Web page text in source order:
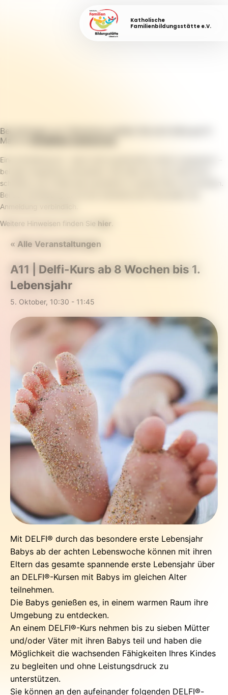
Katholische
Familienbildungsstätte e.V.
Bei Anfragen zur Teilnahme melden Sie sich bitte per E-
Mail an
Eine Anmeldung ist – wenn nicht ausdrücklich anders angegeben –
bei allen Angeboten erforderlich. Wir bitten Sie, sich telefonisch,
schriftlich, per E-Mail oder persönlich in unserem Büro anzumelden.
Bei der Anmeldung ist mit der Aufnahme der Personalien die
Anmeldung verbindlich.
Weitere Hinweisen finden Sie hier
« Alle Veranstaltungen
A11 | Delfi-Kurs ab 8 Wochen bis 1.
Lebensjahr
5. Oktober, 10:30 - 11:45
Mit DELFI® durch das besondere erste Lebensjahr
Babys ab der achten Lebenswoche können mit ihren
Eltern das gesamte spannende erste Lebensjahr über
an DELFI®-Kursen mit Babys im gleichen Alter
teilnehmen.
Die Babys genießen es, in einem warmen Raum ihre
Umgebung zu entdecken.
An einem DELFI®-Kurs nehmen bis zu sieben Mütter
und/oder Väter mit ihren Babys teil und haben die
Möglichkeit die wachsenden Fähigkeiten Ihres Kindes
zu begleiten und ohne Leistungsdruck zu
unterstützen.
Sie können an den aufeinander folgenden DELFI®-